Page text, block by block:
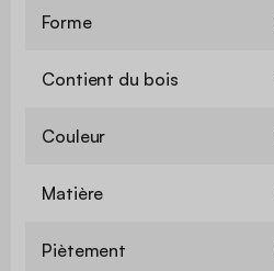
Forme
Contient du bois
Couleur
Matière
Piètement